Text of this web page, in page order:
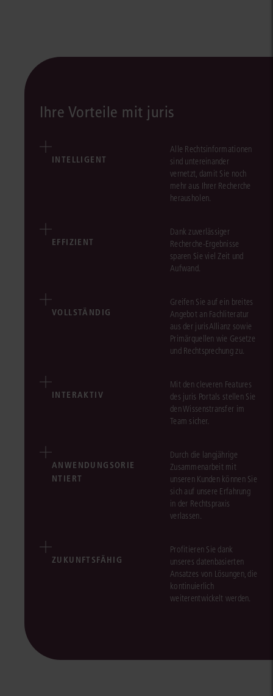
Ihre Vorteile mit juris
INTELLIGENT
Alle Rechtsinformationen
sind untereinander
vernetzt, damit Sie noch
mehr aus Ihrer Recherche
herausholen.
EFFIZIENT
Dank zuverlässiger
Recherche-Ergebnisse
sparen Sie viel Zeit und
Aufwand.
VOLLSTÄNDIG
Greifen Sie auf ein breites
Angebot an Fachliteratur
aus der jurisAllianz sowie
Primärquellen wie Gesetze
und Rechtsprechung zu.
INTERAKTIV
Mit den cleveren Features
des juris Portals stellen Sie
den Wissenstransfer im
Team sicher.
ANWENDUNGSORIE
NTIERT
Durch die langjährige
Zusammenarbeit mit
unseren Kunden können Sie
sich auf unsere Erfahrung
in der Rechtspraxis
verlassen.
ZUKUNFTSFÄHIG
Profitieren Sie dank
unseres datenbasierten
Ansatzes von Lösungen, die
kontinuierlich
weiterentwickelt werden.